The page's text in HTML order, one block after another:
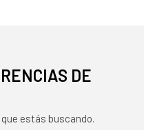
DE
estás buscando.